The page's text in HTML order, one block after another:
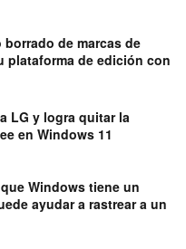
borrado de marcas de
plataforma de edición con
LG y logra quitar la
en Windows 11
Windows tiene un
ayudar a rastrear a un